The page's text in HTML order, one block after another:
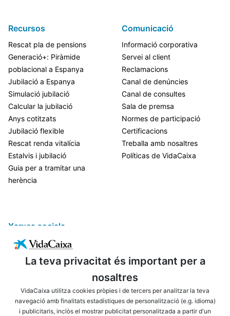
La teva privacitat és important per a
nosaltres
VidaCaixa utilitza cookies pròpies i de tercers per analitzar la teva
navegació amb finalitats estadístiques de personalització (e.g. idioma)
i publicitaris, inclòs el mostrar publicitat personalitzada a partir d'un
Recursos
Rescat pla de pensions
Generació+: Piràmide
poblacional a Espanya
Jubilació a Espanya
Simulació jubilació
Calcular la jubilació
Anys cotitzats
Jubilació flexible
Rescat renda vitalícia
Estalvis i jubilació
Guia per a tramitar una
herència
Comunicació
Informació corporativa
Servei al client
Reclamacions
Canal de denúncies
Canal de consultes
Sala de premsa
Normes de participació
Certificacions
Treballa amb nosaltres
Políticas de VidaCaixa
Xarxes socials
ENLLAÇOS D'INTERÈS AVÍS LEGAL